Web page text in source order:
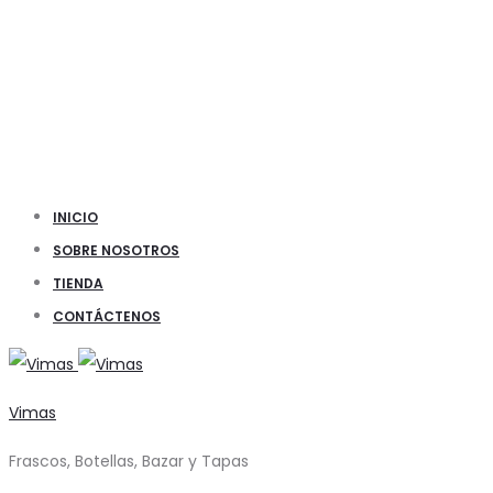
INICIO
SOBRE NOSOTROS
TIENDA
CONTÁCTENOS
Vimas
Frascos, Botellas, Bazar y Tapas